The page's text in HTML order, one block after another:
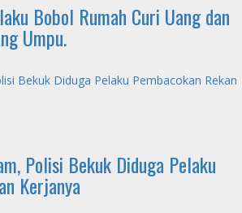
Bobol Rumah Curi Uang dan
Umpu.
Bekuk Diduga Pelaku Pembacokan Rekan
Polisi Bekuk Diduga Pelaku
Kerjanya